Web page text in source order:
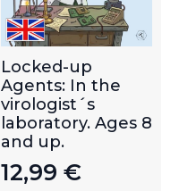
Locked-up
Agents: In the
virologist´s
laboratory. Ages 8
and up.
12,99 €